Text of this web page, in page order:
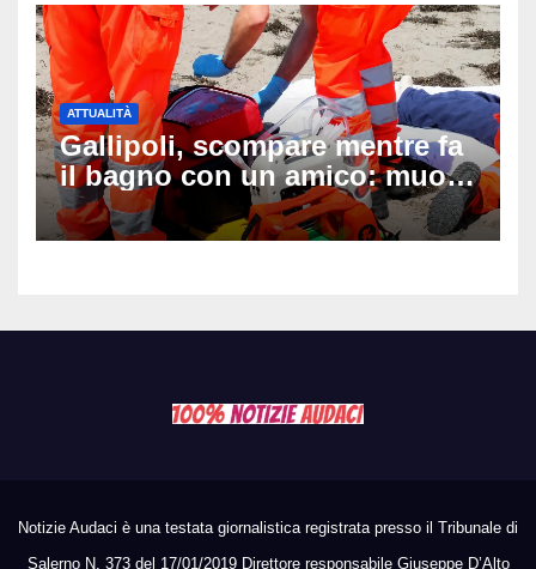
ATTUALITÀ
Gallipoli, scompare mentre fa
il bagno con un amico: muore
a 19 anni dopo 45 minuti di
disperati tentativi di
Notizie Audaci è una testata giornalistica registrata presso il Tribunale di
Salerno N. 373 del 17/01/2019 Direttore responsabile Giuseppe D’Alto